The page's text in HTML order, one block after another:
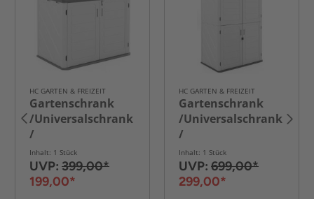
HC GARTEN & FREIZEIT
Gartenschrank
/Universalschrank
/
Aufbewahrungsschrank
,ca.130 x 75 x 100
cm - Weiß/Grau
Inhalt: 1 Stück
UVP: 399,00*
199,00*
HC GARTEN & FREIZEIT
Gartenschrank
/Universalschrank
/
Aufbewahrungsschrank
,ca.130 x 75 x 19
0cm - Weiß/Grau
Inhalt: 1 Stück
UVP: 699,00*
299,00*